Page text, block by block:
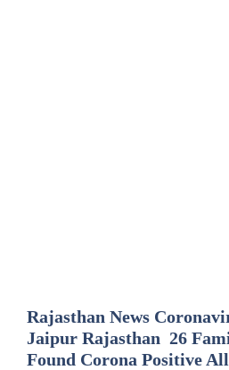
Rajasthan News
Jaipur Rajasthan 26
Found Corona Positive